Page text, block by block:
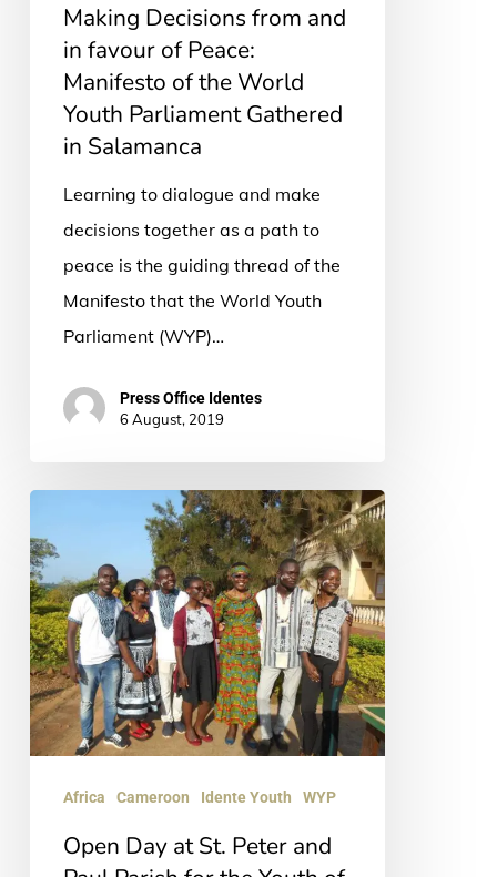
Manifesto
Parliament
Gathered
Salamanca
Making Decisions from and
in favour of Peace:
Manifesto of the World
Youth Parliament Gathered
in Salamanca
Learning to dialogue and make
decisions together as a path to
peace is the guiding thread of the
Manifesto that the World Youth
Parliament (WYP)…
Press Office Identes
6 August, 2019
Day
at
St.
Peter
and
Paul
Parish
Youth
Africa Cameroon Idente Youth WYP
Open Day at St. Peter and